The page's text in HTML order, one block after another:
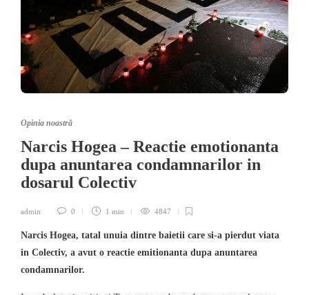
Opinia noastră
Narcis Hogea – Reactie emotionanta
dupa anuntarea condamnarilor in
dosarul Colectiv
admin 0 1 min 4847
Narcis Hogea, tatal unuia dintre baietii care si-a pierdut viata
in Colectiv, a avut o reactie emitionanta dupa anuntarea
condamnarilor.